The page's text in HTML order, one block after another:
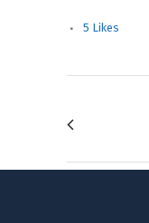
5 Likes